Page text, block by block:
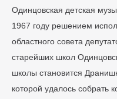
Одинцовская детская
1967 году решением
областного совета
старейших школ
школы становится
которой удалось собрать